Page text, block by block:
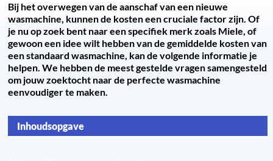
Bij het overwegen van de aanschaf van een nieuwe
wasmachine, kunnen de kosten een cruciale factor zijn. Of
je nu op zoek bent naar een specifiek merk zoals Miele, of
gewoon een idee wilt hebben van de gemiddelde kosten van
een standaard wasmachine, kan de volgende informatie je
helpen. We hebben de meest gestelde vragen samengesteld
om jouw zoektocht naar de perfecte wasmachine
eenvoudiger te maken.
Inhoudsopgave